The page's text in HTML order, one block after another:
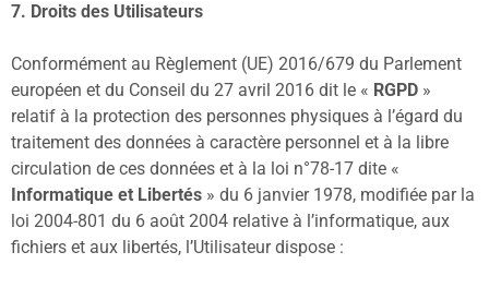
7. Droits des Utilisateurs
Conformément au Règlement (UE) 2016/679 du Parlement
européen et du Conseil du 27 avril 2016 dit le « RGPD »
relatif à la protection des personnes physiques à l’égard du
traitement des données à caractère personnel et à la libre
circulation de ces données et à la loi n°78-17 dite «
Informatique et Libertés » du 6 janvier 1978, modifiée par la
loi 2004-801 du 6 août 2004 relative à l’informatique, aux
fichiers et aux libertés, l’Utilisateur dispose :